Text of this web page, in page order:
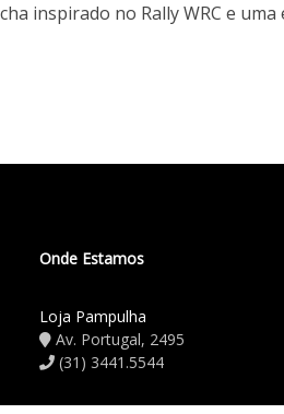
inspirado no Rally WRC e
Onde Estamos
Loja Pampulha
Av. Portugal, 2495
(31) 3441.5544